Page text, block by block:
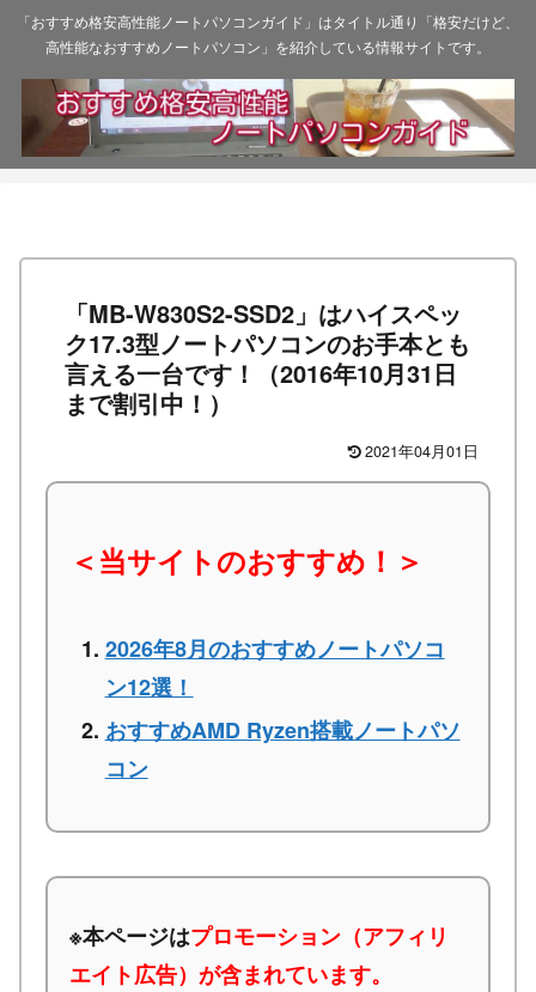
「おすすめ格安高性能ノートパソコンガイド」はタイトル通り「格安だけど、
高性能なおすすめノートパソコン」を紹介している情報サイトです。
「MB-W830S2-SSD2」はハイスペッ
ク17.3型ノートパソコンのお手本とも
言える一台です！（2016年10月31日
まで割引中！）
2021年04月01日
＜当サイトのおすすめ！＞
2026年8月のおすすめノートパソコ
ン12選！
おすすめAMD Ryzen搭載ノートパソ
コン
※本ページはプロモーション（アフィリ
エイト広告）が含まれています。